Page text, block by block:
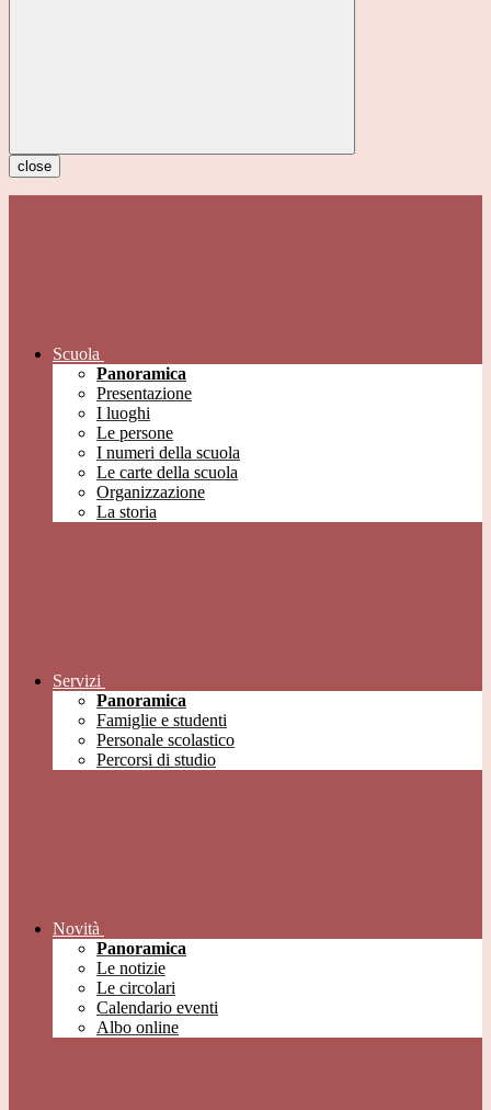
close
Scuola
Panoramica
Presentazione
I luoghi
Le persone
I numeri della scuola
Le carte della scuola
Organizzazione
La storia
Servizi
Panoramica
Famiglie e studenti
Personale scolastico
Percorsi di studio
Novità
Panoramica
Le notizie
Le circolari
Calendario eventi
Albo online